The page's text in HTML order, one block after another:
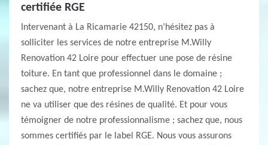
certifiée RGE
Intervenant à La Ricamarie 42150, n’hésitez pas à
solliciter les services de notre entreprise M.Willy
Renovation 42 Loire pour effectuer une pose de résine
toiture. En tant que professionnel dans le domaine ;
sachez que, notre entreprise M.Willy Renovation 42 Loire
ne va utiliser que des résines de qualité. Et pour vous
témoigner de notre professionnalisme ; sachez que, nous
sommes certifiés par le label RGE. Nous vous assurons